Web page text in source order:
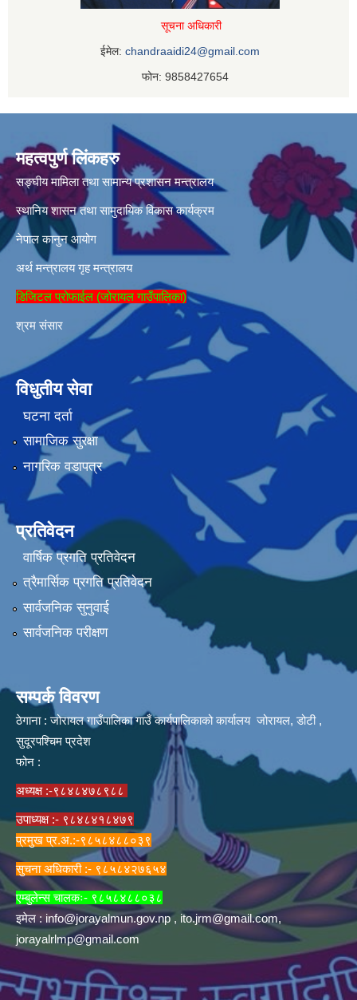
सूचना अधिकारी
ईमेल: chandraaidi24@gmail.com
फोन: 9858427654
महत्वपुर्ण लिंकहरु
सङ्घीय मामिला तथा सामान्य प्रशासन मन्त्रालय
स्थानिय शासन तथा सामुदायिक विकास कार्यक्रम
नेपाल कानुन आयोग
अर्थ मन्त्रालय गृह मन्त्रालय
डिजिटल प्रोफाईल (जोरायल गाउँपालिका)
श्रम संसार
विधुतीय सेवा
घटना दर्ता
सामाजिक सुरक्षा
नागरिक वडापत्र
प्रतिवेदन
वार्षिक प्रगति प्रतिवेदन
त्रैमार्सिक प्रगति प्रतिवेदन
सार्वजनिक सुनुवाई
सार्वजनिक परीक्षण
सम्पर्क विवरण
ठेगाना : जोरायल गाउँपालिका गाउँ कार्यपालिकाको कार्यालय जोरायल, डोटी ,
सुदूरपश्चिम प्रदेश
फोन :
अध्यक्ष :-९८४८४७८९८८
उपाध्यक्ष :- ९८४८४१८४७९
प्रमुख प्र.अ.:-९८५८४८८०३९
सुचना अधिकारी :- ९८५८४२७६५४
एम्बुलेन्स चालकः- ९८५८४८८०३८
इमेल : info@jorayalmun.gov.np, ito.jrm@gmail.com,
jorayalrlmp@gmail.com